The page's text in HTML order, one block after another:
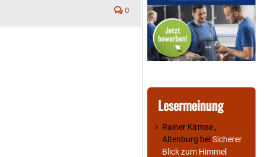
0
Lesermeinung
Rainer Kirmse ,
Altenburg beiSicherer
Blick zum Himmel